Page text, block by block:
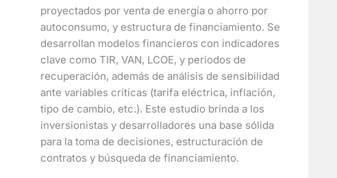
proyectados por venta de energía o ahorro por
autoconsumo, y estructura de financiamiento. Se
desarrollan modelos financieros con indicadores
clave como TIR, VAN, LCOE, y periodos de
recuperación, además de análisis de sensibilidad
ante variables críticas (tarifa eléctrica, inflación,
tipo de cambio, etc.). Este estudio brinda a los
inversionistas y desarrolladores una base sólida
para la toma de decisiones, estructuración de
contratos y búsqueda de financiamiento.